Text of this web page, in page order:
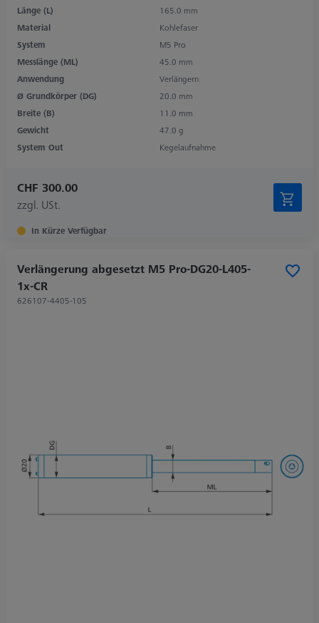
Länge (L)
165.0 mm
Material
Kohlefaser
System
M5 Pro
Messlänge (ML)
45.0 mm
Anwendung
Verlängern
Ø Grundkörper (DG)
20.0 mm
Breite (B)
11.0 mm
Gewicht
47.0 g
System Out
Kegelaufnahme
CHF 300.00
zzgl. USt.
In Kürze Verfügbar
Verlängerung abgesetzt M5 Pro-DG20-L405-
1x-CR
626107-4405-105